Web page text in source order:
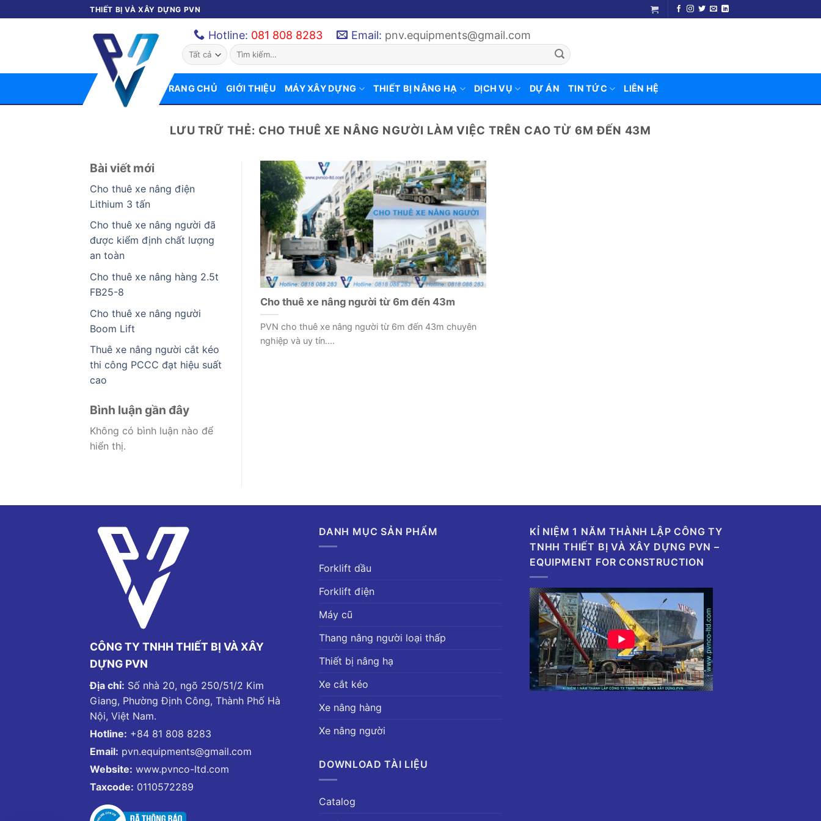
qua
THIẾT BỊ VÀ XÂY DỰNG PVN
Hotline: 081 808 8283 Email: pnv.equipments@gmail.com
Tìm
kiếm:
TRANG CHỦ GIỚI THIỆU MÁY XÂY DỰNG THIẾT BỊ NÂNG HẠ DỊCH VỤ DỰ ÁN TIN TỨC LIÊN HỆ
LƯU TRỮ THẺ: CHO THUÊ XE NÂNG NGƯỜI LÀM VIỆC TRÊN CAO TỪ 6M ĐẾN 43M
Bài viết mới
Cho thuê xe nâng điện
Lithium 3 tấn
Cho thuê xe nâng người đã
được kiểm định chất lượng
an toàn
Cho thuê xe nâng hàng 2.5t
FB25-8
Cho thuê xe nâng người
Boom Lift
Thuê xe nâng người cắt kéo
thi công PCCC đạt hiệu suất
cao
Bình luận gần đây
Không có bình luận nào để
hiển thị.
Cho thuê xe nâng người từ 6m đến 43m
PVN cho thuê xe nâng người từ 6m đến 43m chuyên
nghiệp và uy tín....
CÔNG TY TNHH THIẾT BỊ VÀ XÂY
DỰNG PVN
Địa chỉ: Số nhà 20, ngõ 250/51/2 Kim
Giang, Phường Định Công, Thành Phố Hà
Nội, Việt Nam.
Hotline: +84 81 808 8283
Email: pvn.equipments@gmail.com
Website: www.pvnco-ltd.com
Taxcode: 0110572289
DANH MỤC SẢN PHẨM
Forklift dầu
Forklift điện
Máy cũ
Thang nâng người loại thấp
Thiết bị nâng hạ
Xe cắt kéo
Xe nâng hàng
Xe nâng người
DOWNLOAD TÀI LIỆU
Catalog
KỈ NIỆM 1 NĂM THÀNH LẬP CÔNG TY
TNHH THIẾT BỊ VÀ XÂY DỰNG PVN –
EQUIPMENT FOR CONSTRUCTION